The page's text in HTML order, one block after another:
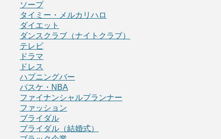
ソープ
タイミー・メルカリハロ
ダイエット
ダンスクラブ（ナイトクラブ）
テレビ
ドラマ
ドレス
ハプニングバー
バスケ・NBA
ファイナンシャルプランナー
ファッション
ブライダル
ブライダル（結婚式）